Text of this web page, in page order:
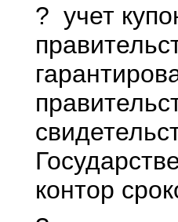
? учет
контор